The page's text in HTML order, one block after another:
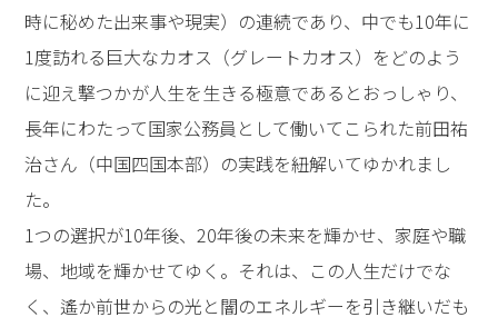
時に秘めた出来事や現実）の連続であり、中でも10年に
1度訪れる巨大なカオス（グレートカオス）をどのよう
に迎え撃つかが人生を生きる極意であるとおっしゃり、
長年にわたって国家公務員として働いてこられた前田祐
治さん（中国四国本部）の実践を紐解いてゆかれまし
た。
1つの選択が10年後、20年後の未来を輝かせ、家庭や職
場、地域を輝かせてゆく。それは、この人生だけでな
く、遙か前世からの光と闇のエネルギーを引き継いだも